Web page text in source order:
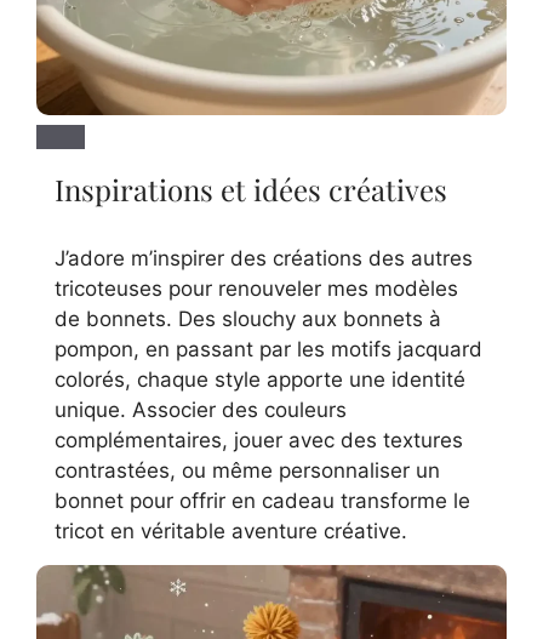
Inspirations et idées créatives
J’adore m’inspirer des créations des autres
tricoteuses pour renouveler mes modèles
de bonnets. Des slouchy aux bonnets à
pompon, en passant par les motifs jacquard
colorés, chaque style apporte une identité
unique. Associer des couleurs
complémentaires, jouer avec des textures
contrastées, ou même personnaliser un
bonnet pour offrir en cadeau transforme le
tricot en véritable aventure créative.